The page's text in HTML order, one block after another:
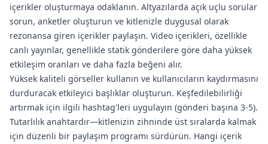
içerikler oluşturmaya odaklanın. Altyazılarda açık uçlu sorular
sorun, anketler oluşturun ve kitlenizle duygusal olarak
rezonansa giren içerikler paylaşın. Video içerikleri, özellikle
canlı yayınlar, genellikle statik gönderilere göre daha yüksek
etkileşim oranları ve daha fazla beğeni alır.
Yüksek kaliteli görseller kullanın ve kullanıcıların kaydırmasını
durduracak etkileyici başlıklar oluşturun. Keşfedilebilirliği
artırmak için ilgili hashtag'leri uygulayın (gönderi başına 3-5).
Tutarlılık anahtardır—kitlenizin zihninde üst sıralarda kalmak
için düzenli bir paylaşım programı sürdürün. Hangi içerik